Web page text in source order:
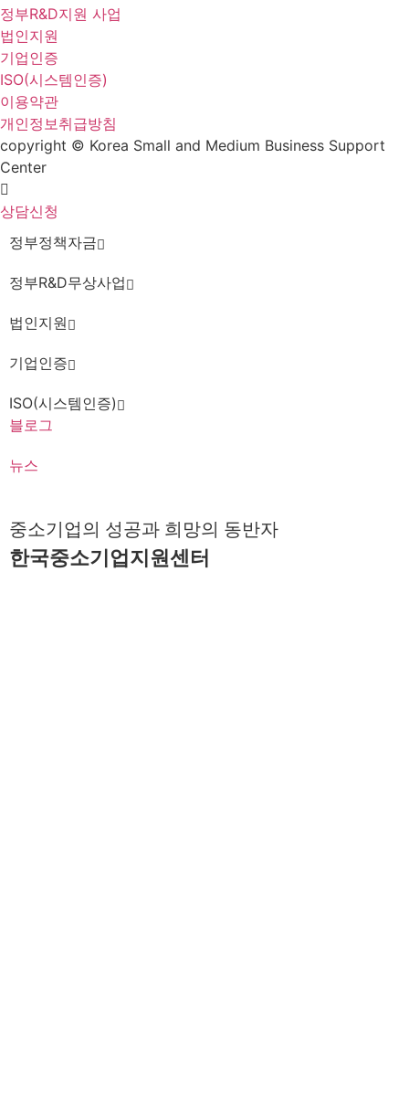
정부R&D지원 사업
법인지원
기업인증
ISO(시스템인증)
이용약관
개인정보취급방침
copyright © Korea Small and Medium Business Support
Center
상담신청
정부정책자금
정부R&D무상사업
법인지원
기업인증
ISO(시스템인증)
블로그
뉴스
중소기업의 성공과 희망의 동반자
한국중소기업지원센터